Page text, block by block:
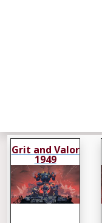
Grit and Valor
1949